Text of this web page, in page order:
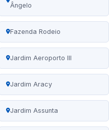
Ângelo
Fazenda Rodeio
Jardim Aeroporto III
Jardim Aracy
Jardim Assunta